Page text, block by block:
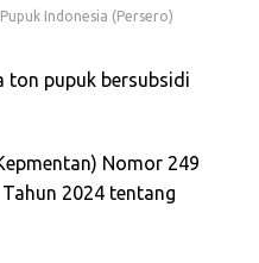
Indonesia (Persero)
ton pupuk bersubsidi
Nomor 249
2024 tentang